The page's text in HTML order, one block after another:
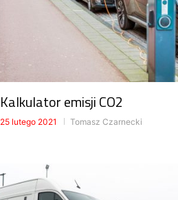
Kalkulator emisji CO2
25 lutego 2021 Tomasz Czarnecki